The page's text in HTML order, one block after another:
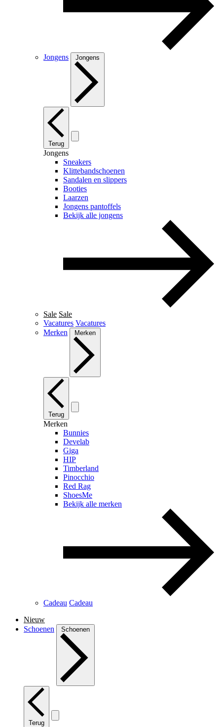
Jongens Jongens
Terug
Jongens
Sneakers
Klittebandschoenen
Sandalen en slippers
Booties
Laarzen
Jongens pantoffels
Bekijk alle jongens
Sale Sale
Vacatures Vacatures
Merken
Merken
Terug
Merken
Bunnies
Develab
Giga
HIP
Timberland
Pinocchio
Red Rag
ShoesMe
Bekijk alle merken
Cadeau Cadeau
Nieuw
Schoenen
Schoenen
Terug